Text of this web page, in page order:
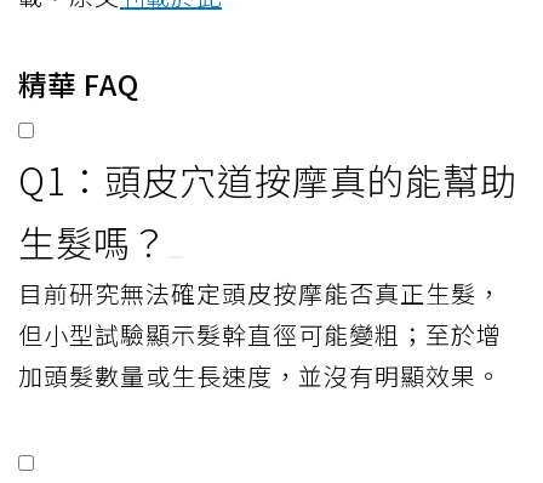
精華 FAQ
Q1：頭皮穴道按摩真的能幫助
生髮嗎？
目前研究無法確定頭皮按摩能否真正生髮，
但小型試驗顯示髮幹直徑可能變粗；至於增
加頭髮數量或生長速度，並沒有明顯效果。